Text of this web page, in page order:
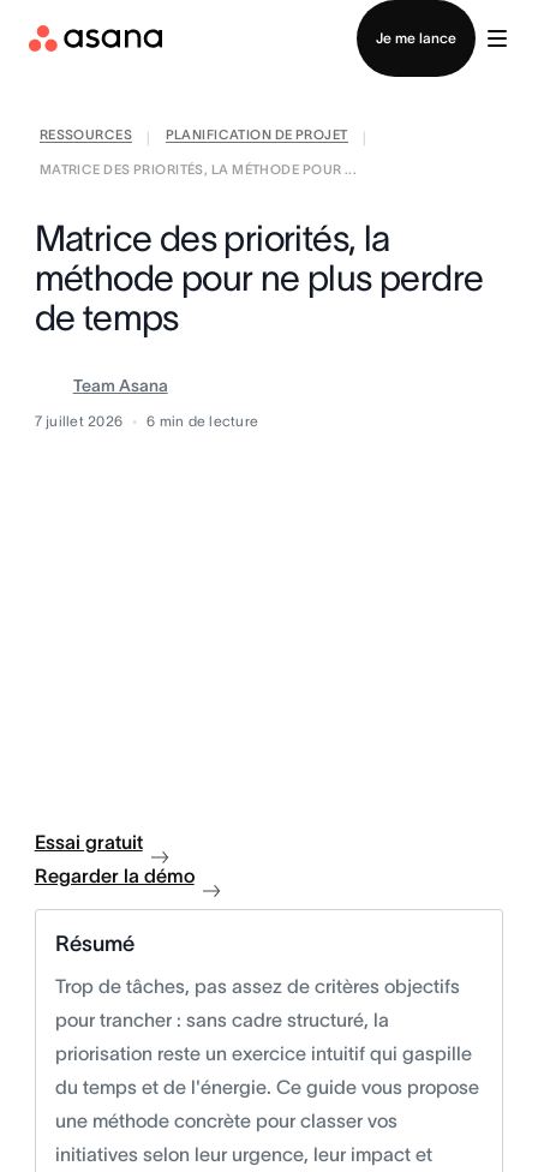
Je me lance
Contacter le service commercial
RESSOURCES PLANIFICATION DE PROJET
MATRICE DES PRIORITÉS, LA MÉTHODE POUR ...
Matrice des priorités, la
méthode pour ne plus perdre
de temps
Team Asana
7 juillet 2026 6 min de lecture
Essai gratuit
Regarder la démo
Résumé
Trop de tâches, pas assez de critères objectifs
pour trancher : sans cadre structuré, la
priorisation reste un exercice intuitif qui gaspille
du temps et de l'énergie. Ce guide vous propose
une méthode concrète pour classer vos
initiatives selon leur urgence, leur impact et